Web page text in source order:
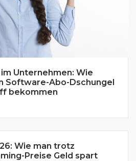
Unternehmen: Wie
Software-Abo-Dschungel
bekommen
Wie man trotz
Preise Geld spart